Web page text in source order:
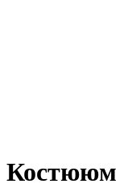
Костююм